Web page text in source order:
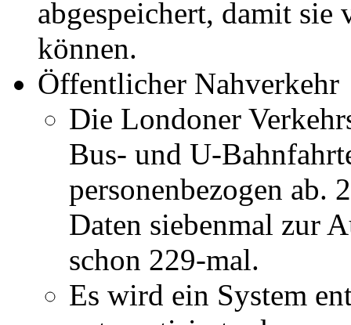
abgespeichert, damit
können.
Öffentlicher Nahverkehr
Die Londoner
Bus- und U-
personenbezogen ab.
Daten siebenmal zur
schon 229-mal.
Es wird ein System